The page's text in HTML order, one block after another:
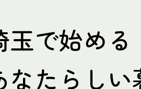
玉で始める
なたらし